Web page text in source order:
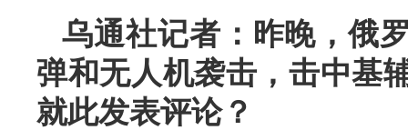
乌通社记者：昨晚，俄
弹和无人机袭击，击中基
就此发表评论？